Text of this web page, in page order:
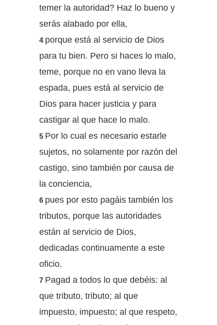
temer la autoridad? Haz lo bueno y
serás alabado por ella,
4 porque está al servicio de Dios
para tu bien. Pero si haces lo malo,
teme, porque no en vano lleva la
espada, pues está al servicio de
Dios para hacer justicia y para
castigar al que hace lo malo.
5 Por lo cual es necesario estarle
sujetos, no solamente por razón del
castigo, sino también por causa de
la conciencia,
6 pues por esto pagáis también los
tributos, porque las autoridades
están al servicio de Dios,
dedicadas continuamente a este
oficio.
7 Pagad a todos lo que debéis: al
que tributo, tributo; al que
impuesto, impuesto; al que respeto,